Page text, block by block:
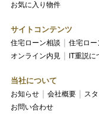
お気に入り物件
サイトコンテンツ
住宅ローン相談 住宅ロー
オンライン内見
IT重説に
当社について
お知らせ 会社概要 ス
お問い合わせ